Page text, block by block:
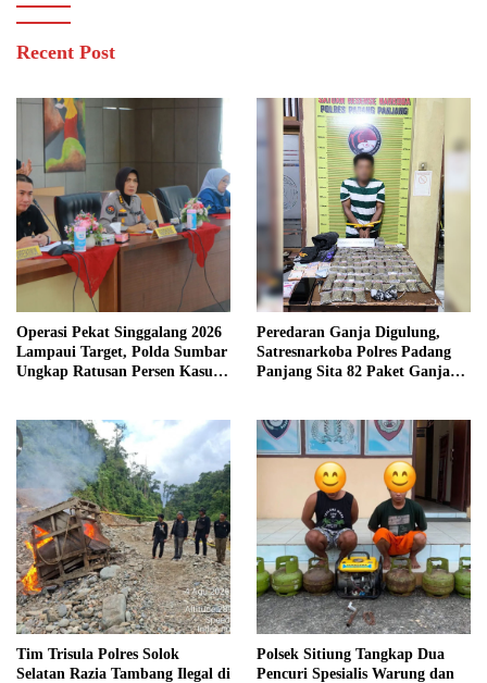
Recent Post
Operasi Pekat Singgalang 2026
Lampaui Target, Polda Sumbar
Ungkap Ratusan Persen Kasus
Peredaran Ganja Digulung,
Satresnarkoba Polres Padang
Panjang Sita 82 Paket Ganja
Tim Trisula Polres Solok
Selatan Razia Tambang Ilegal di
Polsek Sitiung Tangkap Dua
Pencuri Spesialis Warung dan